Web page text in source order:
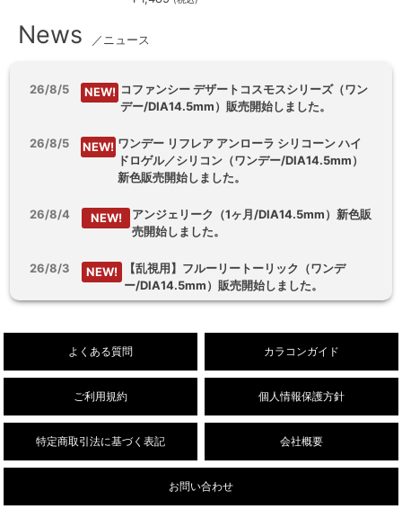
News ／ニュース
26/8/5 NEW! コファンシー デザートコスモスシリーズ（ワン
デー/DIA14.5mm）販売開始しました。
26/8/5 NEW! ワンデー リフレア アンローラ シリコーン ハイ
ドロゲル／シリコン（ワンデー/DIA14.5mm）
新色販売開始しました。
26/8/4 NEW!
アンジェリーク（1ヶ月/DIA14.5mm）新色販
売開始しました。
26/8/3 NEW!
【乱視用】フルーリートーリック（ワンデ
ー/DIA14.5mm）販売開始しました。
た。
よくある質問 カラコンガイド
ご利用規約 個人情報保護方針
特定商取引法に基づく表記 会社概要
お問い合わせ